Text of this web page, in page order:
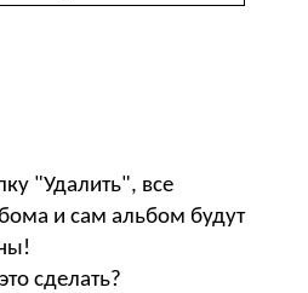
"Удалить", все
и сам альбом будут
сделать?